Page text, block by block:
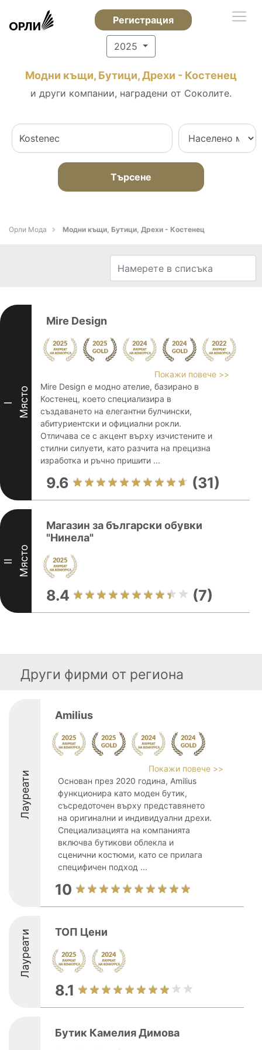
Регистрация
2025
Модни къщи, Бутици, Дрехи - Костенец
и други компании, наградени от Соколите.
Търсене
Орли Мода Модни къщи, Бутици, Дрехи - Костенец
I Място
Mire Design
Покажи повече >>
Mire Design е модно ателие, базирано в
Костенец, което специализира в
създаването на елегантни булчински,
абитуриентски и официални рокли.
Отличава се с акцент върху изчистените и
стилни силуети, като разчита на прецизна
изработка и ръчно пришити ...
9.6 (31)
II Място
Магазин за български обувки
"Нинела"
8.4 (7)
Други фирми от региона
Лауреати
Amilius
Покажи повече >>
Основан през 2020 година, Amilius
функционира като моден бутик,
съсредоточен върху представянето
на оригинални и индивидуални дрехи.
Специализацията на компанията
включва бутикови облекла и
сценични костюми, като се прилага
специфичен подход ...
10
Лауреати ТОП Цени
8.1
Бутик Камелия Димова